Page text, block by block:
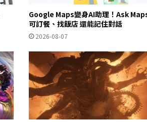
Google Maps變身AI助理！Ask
可訂餐、找飯店 還能記住對話
2026-08-07